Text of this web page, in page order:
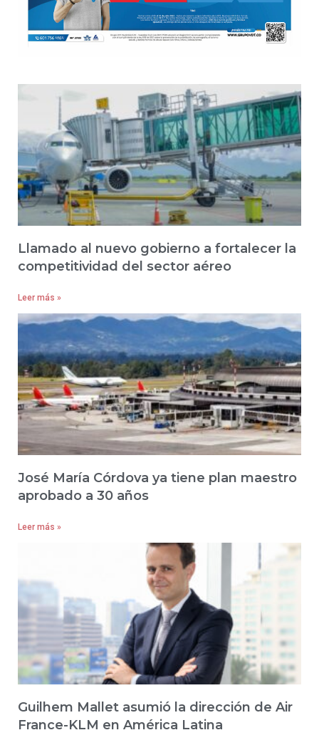
Llamado al nuevo gobierno a fortalecer la
competitividad del sector aéreo
Leer más »
José María Córdova ya tiene plan maestro
aprobado a 30 años
Leer más »
Guilhem Mallet asumió la dirección de Air
France-KLM en América Latina